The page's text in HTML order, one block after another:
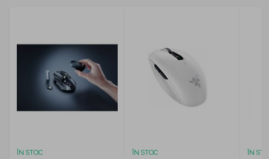
ÎN STOC ÎN STOC ÎN